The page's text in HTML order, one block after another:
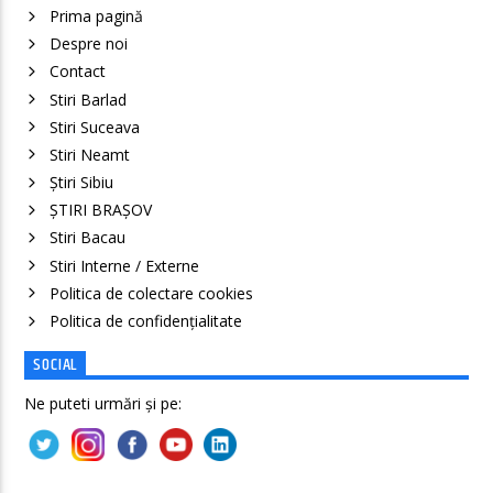
Prima pagină
Despre noi
Contact
Stiri Barlad
Stiri Suceava
Stiri Neamt
Știri Sibiu
ȘTIRI BRAȘOV
Stiri Bacau
Stiri Interne / Externe
Politica de colectare cookies
Politica de confidenţialitate
SOCIAL
Ne puteti urmări și pe: